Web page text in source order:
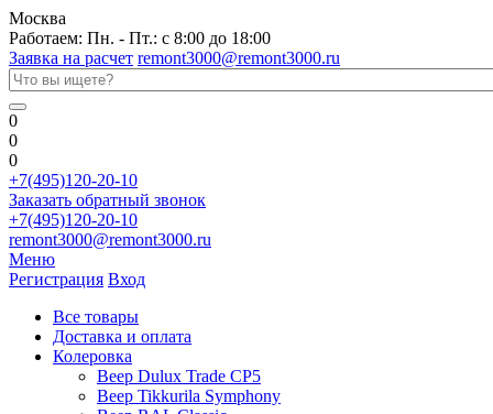
Москва
Работаем: Пн. - Пт.: с 8:00 до 18:00
Заявка на расчет remont3000@remont3000.ru
0
0
0
+7(495)120-20-10
Заказать обратный звонок
+7(495)120-20-10
remont3000@remont3000.ru
Меню
Регистрация Вход
Все товары
Доставка и оплата
Колеровка
Веер Dulux Trade CP5
Веер Tikkurila Symphony